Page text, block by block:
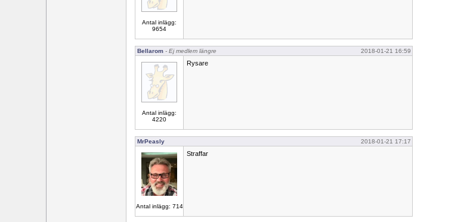
Antal inlägg:
9654
Bellarom - Ej medlem längre 2018-01-21 16:59
Antal inlägg:
4220
Rysare
MrPeasly 2018-01-21 17:17
Antal inlägg: 714
Straffar